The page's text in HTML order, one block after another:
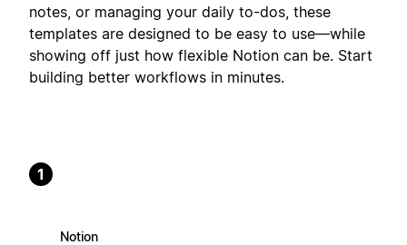
notes, or managing your daily to-dos, these
templates are designed to be easy to use—while
showing off just how flexible Notion can be. Start
building better workflows in minutes.
1
Notion